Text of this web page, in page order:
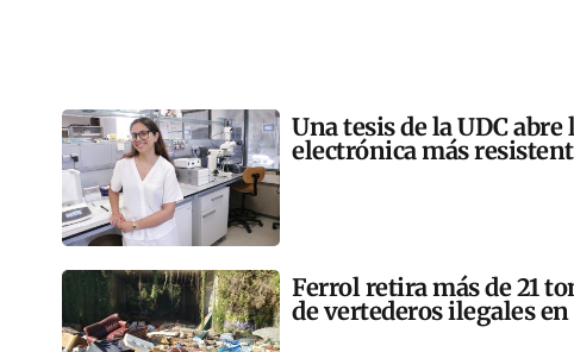
Una tesis de la UDC
electrónica más
Ferrol retira más de 21
de vertederos ilegales